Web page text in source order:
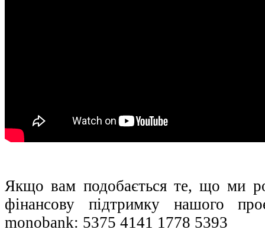
Якщо вам подобається те, що ми
фінансову підтримку нашого
monobank: 5375 4141 1778 5393